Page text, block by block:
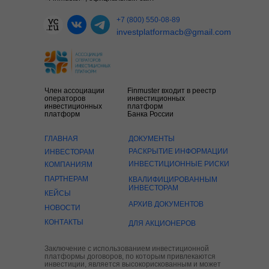
Finmuster входит в реестр
инвестиционных
платформ
Банка России
Заключение с использованием инвестиционной
платформы договоров, по которым привлекаются
инвестиции, является высокорискованным и может
КОНТАКТЫ
ДОКУМЕНТЫ
ГЛАВНАЯ
РАСКРЫТИЕ ИНФОРМАЦИИ
ИНВЕСТОРАМ
КОМПАНИЯМ
ПАРТНЕРАМ
НОВОСТИ
+7 (800) 550-08-89
investplatformacb@gmail.com
Член ассоциации
операторов
инвестиционных
платформ
КЕЙСЫ
ИНВЕСТИЦИОННЫЕ РИСКИ
КВАЛИФИЦИРОВАННЫМ
ИНВЕСТОРАМ
АРХИВ ДОКУМЕНТОВ
ДЛЯ АКЦИОНЕРОВ